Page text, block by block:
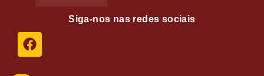
Siga-nos nas redes sociais